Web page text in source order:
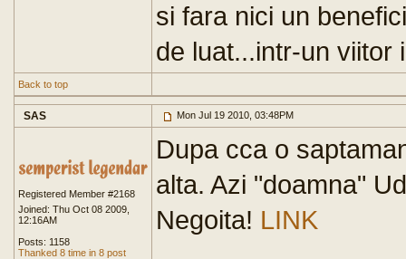
si fara nici un
de luat...intr-un viitor
Back to top
SAS Mon Jul 19 2010, 03:48PM
Registered Member #2168
Joined: Thu Oct 08 2009,
12:16AM
Posts: 1158
Thanked 8 time in 8 post
Dupa cca o
alta. Azi "doamna"
Negoita! LINK